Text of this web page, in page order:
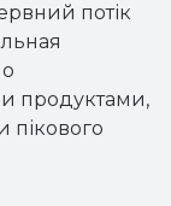
потік
продуктами,
пікового